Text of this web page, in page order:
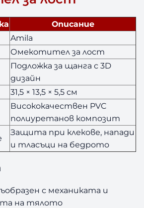
Описание
Amila
Омекотител за лост
Подложка за щанга с 3D
дизайн
31,5 × 13,5 × 5,5 см
Висококачествен PVC
полиуретанов композит
Защита при клекове, напади
и тласъци на бедрото
с механиката и
на тялото